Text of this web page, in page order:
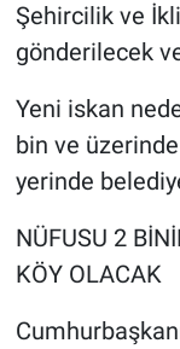
Şehircilik ve
gönderilecek
Yeni iskan
bin ve
yerinde
NÜFUSU 2
KÖY OLACAK